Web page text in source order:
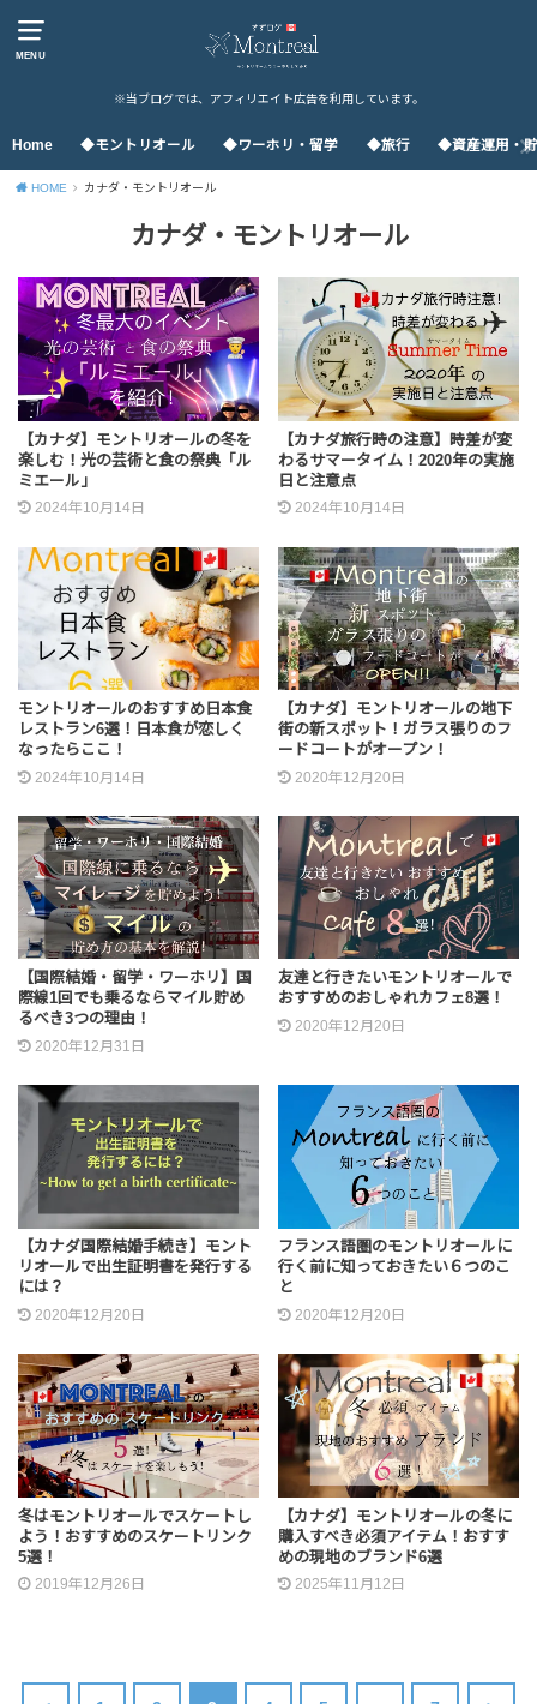
MENU
※当ブログでは、アフィリエイト広告を利用しています。
Home ◆モントリオール ◆ワーホリ・留学 ◆旅行 ◆資産運用・
HOME カナダ・モントリオール
カナダ・モントリオール
【カナダ】モントリオールの冬を
楽しむ！光の芸術と食の祭典「ル
ミエール」
2024年10月14日
【カナダ旅行時の注意】時差が変
わるサマータイム！2020年の実施
日と注意点
2024年10月14日
モントリオールのおすすめ日本食
レストラン6選！日本食が恋しく
なったらここ！
2024年10月14日
【カナダ】モントリオールの地下
街の新スポット！ガラス張りのフ
ードコートがオープン！
2020年12月20日
【国際結婚・留学・ワーホリ】国
際線1回でも乗るならマイル貯め
るべき3つの理由！
2020年12月31日
友達と行きたいモントリオールで
おすすめのおしゃれカフェ8選！
2020年12月20日
【カナダ国際結婚手続き】モント
リオールで出生証明書を発行する
には？
2020年12月20日
フランス語圏のモントリオールに
行く前に知っておきたい６つのこ
と
2020年12月20日
冬はモントリオールでスケートし
よう！おすすめのスケートリンク
5選！
2019年12月26日
【カナダ】モントリオールの冬に
購入すべき必須アイテム！おすす
めの現地のブランド6選
2025年11月12日